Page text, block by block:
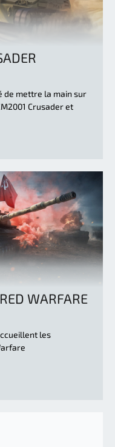
de mettre la main sur
Crusader et
WARFARE
les